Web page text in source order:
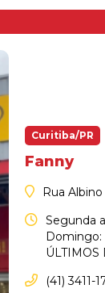
Curitiba/PR
Fanny
Rua
Segunda
Domingo:
ÚLTIMOS
(41) 3411-